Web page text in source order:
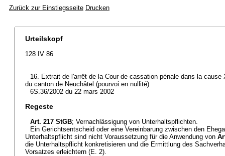
Zurück zur Einstiegsseite Drucken
Urteilskopf
128 IV 86
16. Extrait de l'arrêt de la Cour de cassation pénale dans la
du canton de Neuchâtel (pourvoi en nullité)
6S.36/2002 du 22 mars 2002
Regeste
Art. 217 StGB; Vernachlässigung von Unterhaltspflichten.
Ein Gerichtsentscheid oder eine Vereinbarung zwischen den
Unterhaltspflicht sind nicht Voraussetzung für die Anwendung von
die Unterhaltspflicht konkretisieren und die Ermittlung des
Vorsatzes erleichtern (E. 2).